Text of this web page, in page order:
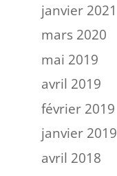
janvier 2021
mars 2020
mai 2019
avril 2019
février 2019
janvier 2019
avril 2018